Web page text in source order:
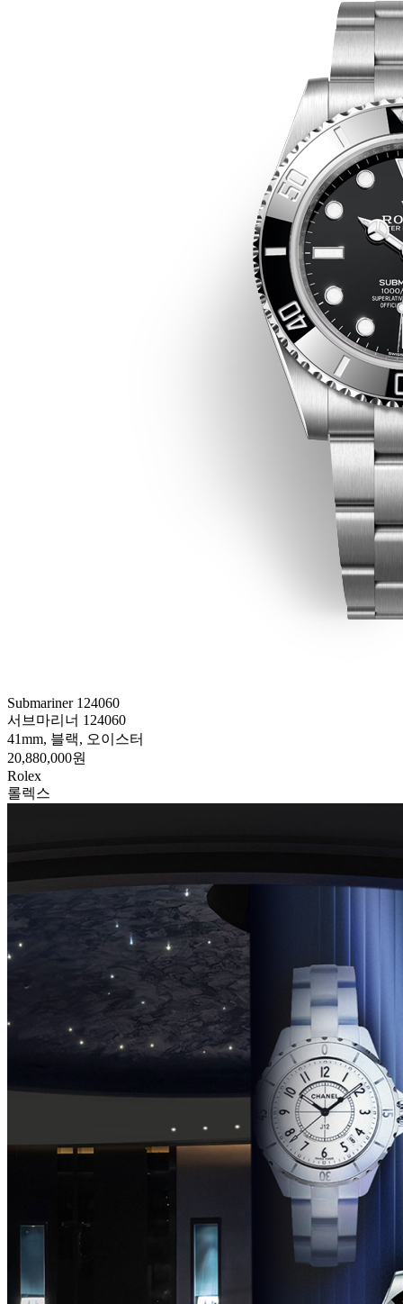
Submariner 124060
서브마리너 124060
41mm, 블랙, 오이스터
20,880,000원
Rolex
롤렉스